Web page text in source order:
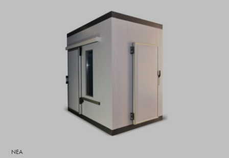
ΝΕΑ